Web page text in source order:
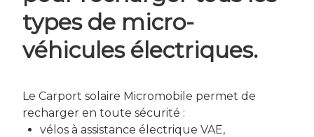
types de micro-
véhicules électriques.
Le Carport solaire Micromobile permet de
recharger en toute sécurité :
vélos à assistance électrique VAE,